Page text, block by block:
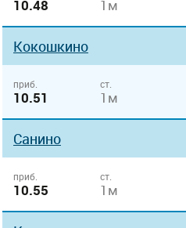
10.48 1м
Кокошкино
приб.
10.51
ст.
1м
Санино
приб.
10.55
ст.
1м